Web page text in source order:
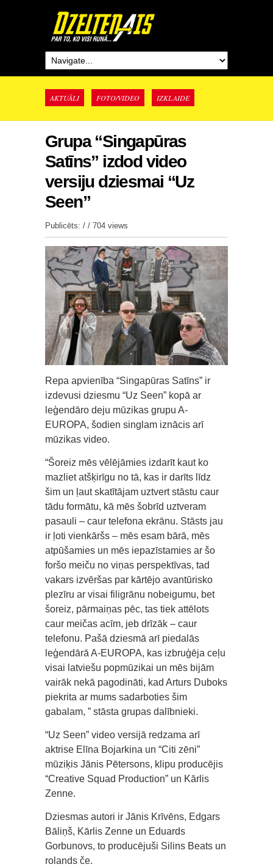
AKTUĀLI FOTO/VIDEO IZKLAIDE
Grupa “Singapūras
Satīns” izdod video
versiju dziesmai “Uz
Seen”
Publicēts: / / 704 views
Repa apvienība “Singapūras Satīns” ir
izdevusi dziesmu “Uz Seen” kopā ar
leģendāro deju mūzikas grupu A-
EUROPA, šodien singlam iznācis arī
mūzikas video.
“Šoreiz mēs vēlējāmies izdarīt kaut ko
mazliet atšķirīgu no tā, kas ir darīts līdz
šim un ļaut skatītājam uztvert stāstu caur
tādu formātu, kā mēs šobrīd uztveram
pasauli – caur telefona ekrānu. Stāsts jau
ir ļoti vienkāršs – mēs esam bārā, mēs
atpūšamies un mēs iepazīstamies ar šo
foršo meiču no viņas perspektīvas, tad
vakars izvēršas par kārtējo avantūrisko
plezīru ar visai filigrānu nobeigumu, bet
šoreiz, pārmaiņas pēc, tas tiek attēlots
caur meičas acīm, jeb drīzāk – caur
telefonu. Pašā dziesmā arī piedalās
leģendārā A-EUROPA, kas izbruģēja ceļu
visai latviešu popmūzikai un mēs bijām
vairāk nekā pagodināti, kad Arturs Duboks
piekrita ar mums sadarboties šim
gabalam, ” stāsta grupas dalībnieki.
“Uz Seen” video versijā redzama arī
aktrise Elīna Bojarkina un “Citi zēni”
mūziķis Jānis Pētersons, klipu producējis
“Creative Squad Production” un Kārlis
Zenne.
Dziesmas autori ir Jānis Krīvēns, Edgars
Bāliņš, Kārlis Zenne un Eduards
Gorbunovs, to producējuši Silins Beats un
rolands če.